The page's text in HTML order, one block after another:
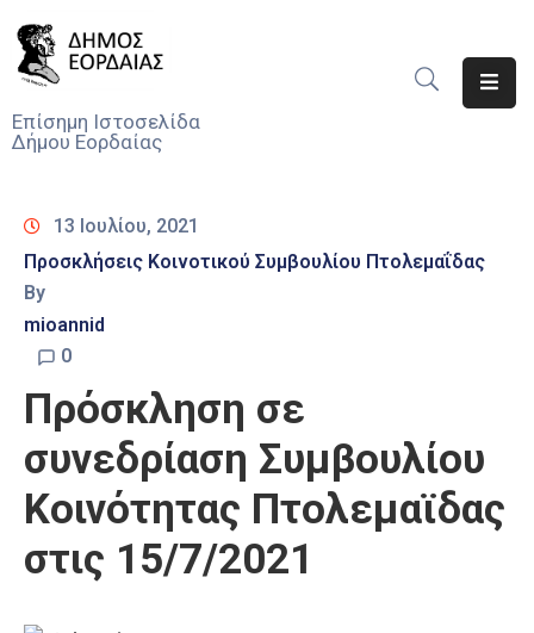
Επίσημη Ιστοσελίδα
Δήμου Εορδαίας
Νέα
Υπηρεσίες
Του
Δήμου
Προσκλήσεις
Αποφάσεις
Τηλέφωνα
Καιρός
13 Ιουλίου, 2021
Προσκλήσεις Κοινοτικού Συμβουλίου Πτολεμαΐδας
By
mioannid
0
Πρόσκληση σε
συνεδρίαση Συμβουλίου
Κοινότητας Πτολεμαϊδας
στις 15/7/2021